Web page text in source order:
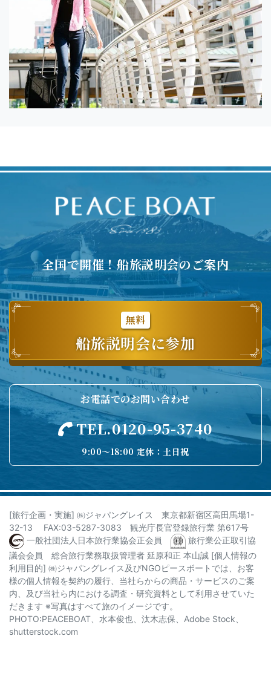
全国で開催！船旅説明会のご案内
無料
船旅説明会に参加
お電話でのお問い合わせ
TEL.0120-95-3740
9:00〜18:00 定休：土日祝
[旅行企画・実施] ㈱ジャパングレイス 東京都新宿区高田馬場1-
32-13 FAX:03-5287-3083 観光庁長官登録旅行業 第617号
一般社団法人日本旅行業協会正会員
旅行業公正取引協
議会会員 総合旅行業務取扱管理者 延原和正 本山誠 [個人情報の
利用目的] ㈱ジャパングレイス及びNGOピースボートでは、お客
様の個人情報を契約の履行、当社らからの商品・サービスのご案
内、及び当社ら内における調査・研究資料として利用させていた
だきます ※写真はすべて旅のイメージです。
PHOTO:PEACEBOAT、水本俊也、汰木志保、Adobe Stock、
shutterstock.com